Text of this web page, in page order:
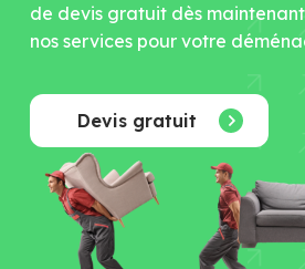
de devis gratuit dès
nos services pour votre
Devis gratuit